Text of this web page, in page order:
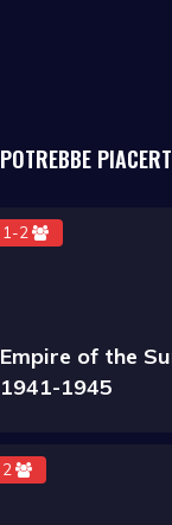
POTREBBE
1-2
Empire of the
1941-1945
2